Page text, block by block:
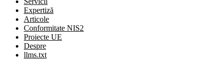
Expertiză
Articole
Conformitate NIS2
Proiecte UE
Despre
llms.txt